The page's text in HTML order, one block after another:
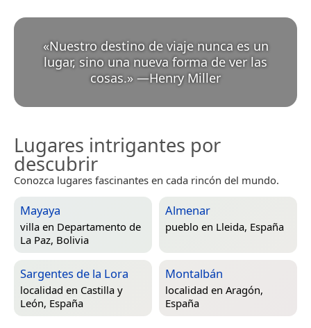
«Nuestro destino de viaje nunca es un
lugar, sino una nueva forma de ver las
cosas.» —Henry Miller
Lugares intrigantes por
descubrir
Conozca lugares fascinantes en cada rincón del mundo.
Mayaya
villa en Departamento de
La Paz, Bolivia
Almenar
pueblo en Lleida, España
Sargentes de la Lora
localidad en Castilla y
León, España
Montalbán
localidad en Aragón,
España